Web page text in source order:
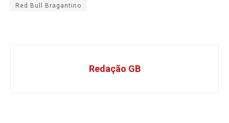
Red Bull Bragantino
Redação GB